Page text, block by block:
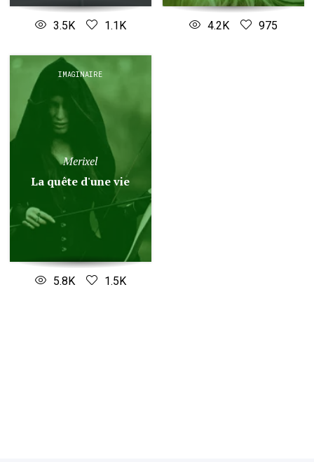
3.5K 1.1K 4.2K 975
IMAGINAIRE
Merixel
La quête d'une vie
5.8K 1.5K